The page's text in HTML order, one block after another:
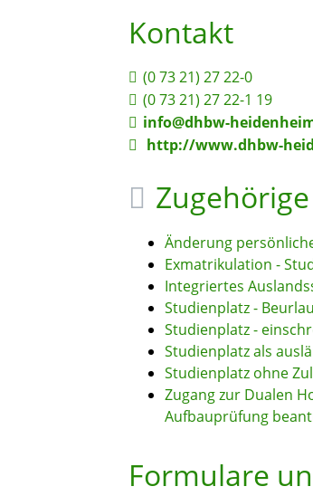
Kontakt
(0 73 21) 27 22-0
(0 73 21) 27 22-1 19
info@dhbw-
http://www.dhbw-
Änderung
Exmatrikulation -
Integriertes
Studienplatz -
Studienplatz -
Studienplatz als
Studienplatz ohne
Zugang zur Dualen
Aufbauprüfung
Formulare